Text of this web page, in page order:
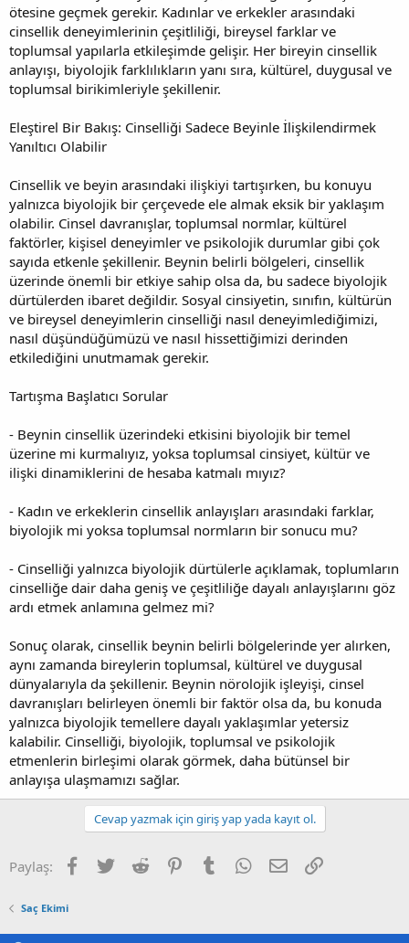
ötesine geçmek gerekir. Kadınlar ve erkekler arasındaki
cinsellik deneyimlerinin çeşitliliği, bireysel farklar ve
toplumsal yapılarla etkileşimde gelişir. Her bireyin cinsellik
anlayışı, biyolojik farklılıkların yanı sıra, kültürel, duygusal ve
toplumsal birikimleriyle şekillenir.
Eleştirel Bir Bakış: Cinselliği Sadece Beyinle İlişkilendirmek
Yanıltıcı Olabilir
Cinsellik ve beyin arasındaki ilişkiyi tartışırken, bu konuyu
yalnızca biyolojik bir çerçevede ele almak eksik bir yaklaşım
olabilir. Cinsel davranışlar, toplumsal normlar, kültürel
faktörler, kişisel deneyimler ve psikolojik durumlar gibi çok
sayıda etkenle şekillenir. Beynin belirli bölgeleri, cinsellik
üzerinde önemli bir etkiye sahip olsa da, bu sadece biyolojik
dürtülerden ibaret değildir. Sosyal cinsiyetin, sınıfın, kültürün
ve bireysel deneyimlerin cinselliği nasıl deneyimlediğimizi,
nasıl düşündüğümüzü ve nasıl hissettiğimizi derinden
etkilediğini unutmamak gerekir.
Tartışma Başlatıcı Sorular
- Beynin cinsellik üzerindeki etkisini biyolojik bir temel
üzerine mi kurmalıyız, yoksa toplumsal cinsiyet, kültür ve
ilişki dinamiklerini de hesaba katmalı mıyız?
- Kadın ve erkeklerin cinsellik anlayışları arasındaki farklar,
biyolojik mi yoksa toplumsal normların bir sonucu mu?
- Cinselliği yalnızca biyolojik dürtülerle açıklamak, toplumların
cinselliğe dair daha geniş ve çeşitliliğe dayalı anlayışlarını göz
ardı etmek anlamına gelmez mi?
Sonuç olarak, cinsellik beynin belirli bölgelerinde yer alırken,
aynı zamanda bireylerin toplumsal, kültürel ve duygusal
dünyalarıyla da şekillenir. Beynin nörolojik işleyişi, cinsel
davranışları belirleyen önemli bir faktör olsa da, bu konuda
yalnızca biyolojik temellere dayalı yaklaşımlar yetersiz
kalabilir. Cinselliği, biyolojik, toplumsal ve psikolojik
etmenlerin birleşimi olarak görmek, daha bütünsel bir
anlayışa ulaşmamızı sağlar.
Cevap yazmak için giriş yap yada kayıt ol.
Paylaş: Facebook
TwitterReddit PinterestTumblrWhatsApp
E-postaLink
Saç Ekimi